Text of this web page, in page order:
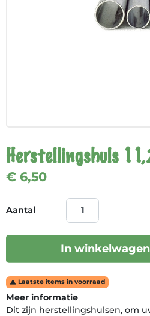
Herstellingshuls
€ 6,50
Aantal
In winkelwagen
 Laatste items in voorraad
Meer informatie
Dit zijn herstellingshulsen, om